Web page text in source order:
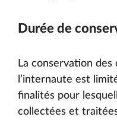
Durée de
La conservation
l’internaute est
finalités pour
collectées et